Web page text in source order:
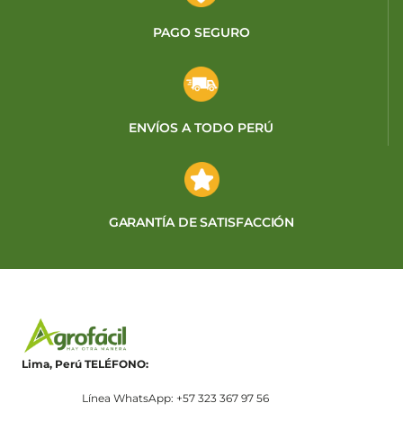
PAGO SEGURO
ENVÍOS A TODO PERÚ
GARANTÍA DE SATISFACCIÓN
Lima, Perú TELÉFONO:
Línea WhatsApp: +57 323 367 97 56